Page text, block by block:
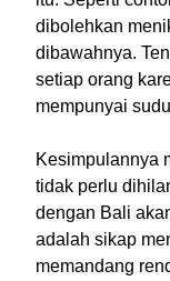
dibolehkan
dibawahnya.
setiap orang
mempunyai
Kesimpulannya
tidak perlu
dengan Bali
adalah sikap
memandang